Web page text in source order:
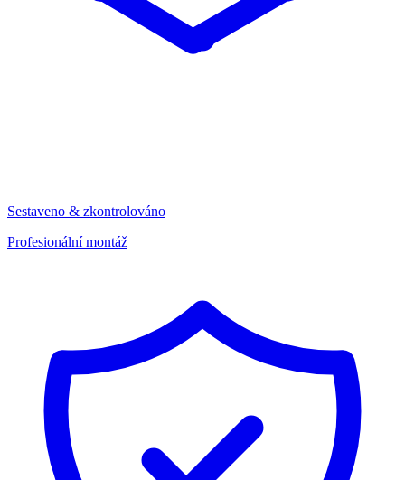
Sestaveno & zkontrolováno
Profesionální montáž